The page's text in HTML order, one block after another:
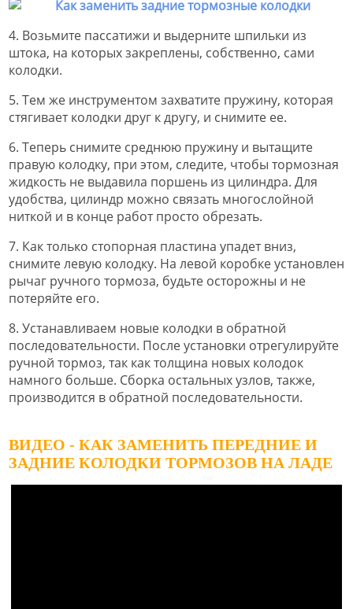
4. Возьмите пассатижи и выдерните шпильки из
штока, на которых закреплены, собственно, сами
колодки.
5. Тем же инструментом захватите пружину, которая
стягивает колодки друг к другу, и снимите ее.
6. Теперь снимите среднюю пружину и вытащите
правую колодку, при этом, следите, чтобы тормозная
жидкость не выдавила поршень из цилиндра. Для
удобства, цилиндр можно связать многослойной
ниткой и в конце работ просто обрезать.
7. Как только стопорная пластина упадет вниз,
снимите левую колодку. На левой коробке установлен
рычаг ручного тормоза, будьте осторожны и не
потеряйте его.
8. Устанавливаем новые колодки в обратной
последовательности. После установки отрегулируйте
ручной тормоз, так как толщина новых колодок
намного больше. Сборка остальных узлов, также,
производится в обратной последовательности.
ВИДЕО - КАК ЗАМЕНИТЬ ПЕРЕДНИЕ И
ЗАДНИЕ КОЛОДКИ ТОРМОЗОВ НА ЛАДЕ